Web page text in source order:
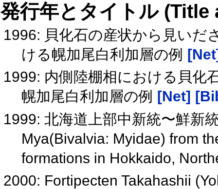
発行年とタイトル
1996: 貝化石の産状から見いだ
ける幌加尾白利加層の例
1999: 内側陸棚相における貝化
幌加尾白利加層の例
[Net]
1999: 北海道上部中新統〜鮮新
Mya(Bivalvia: Myidae) from
formations in Hokkaido,
2000: Fortipecten Takahashii